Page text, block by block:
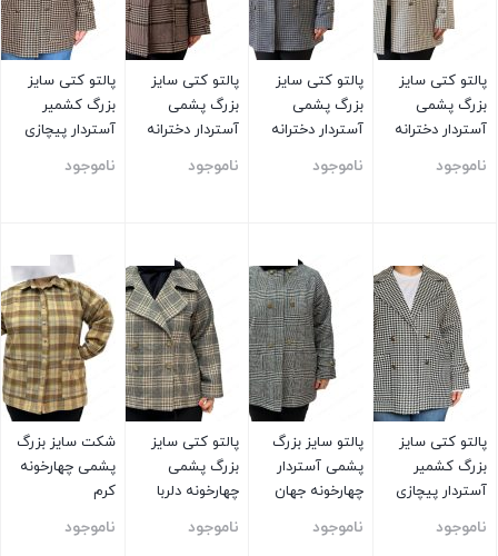
پالتو کتی سایز
بزرگ پشمی
آستردار دخترانه
ناموجود
پالتو کتی سایز
بزرگ پشمی
آستردار دخترانه
ناموجود
پالتو کتی سایز
بزرگ پشمی
آستردار دخترانه
ناموجود
پالتو کتی سایز
بزرگ کشمیر
آستردار پیچازی
ناموجود
پالتو کتی سایز
بزرگ کشمیر
آستردار پیچازی
ناموجود
پالتو سایز بزرگ
پشمی آستردار
چهارخونه جهان
ناموجود
پالتو کتی سایز
بزرگ پشمی
چهارخونه دلربا
ناموجود
شکت سایز بزرگ
پشمی چهارخونه
کرم
ناموجود